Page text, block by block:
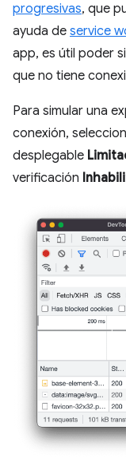
progresivas, que
ayuda de service
app, es útil poder
que no tiene
Para simular una
conexión,
desplegable
verificación